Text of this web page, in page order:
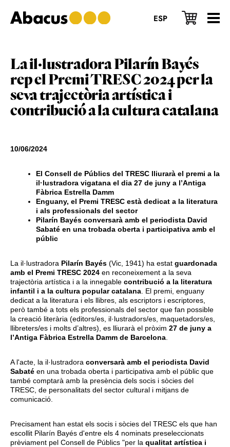
to
main
to
primary
to
footer
ESP
La il·lustradora Pilarín Bayés
rep el Premi TRESC 2024 per la
seva trajectòria artística i
contribució a la cultura catalana
10/06/2024
El Consell de Públics del TRESC lliurarà el premi a la
il·lustradora vigatana el dia 27 de juny a l’Antiga
Fàbrica Estrella Damm
Enguany, el Premi TRESC està dedicat a la literatura
i als professionals del sector
Pilarín Bayés conversarà amb el periodista David
Sabaté en una trobada oberta i participativa amb el
públic
La il·lustradora Pilarín Bayés (Vic, 1941) ha estat guardonada
amb el Premi TRESC 2024 en reconeixement a la seva
trajectòria artística i a la innegable contribució a la literatura
infantil i a la cultura popular catalana . El premi, enguany
dedicat a la literatura i els llibres, als escriptors i escriptores,
però també a tots els professionals del sector que fan possible
la creació literària (editors/es, il·lustradors/es, maquetadors/es,
llibreters/es i molts d’altres), es lliurarà el pròxim 27 de juny a
l’Antiga Fàbrica Estrella Damm de Barcelona
A l'acte, la il·lustradora conversarà amb el periodista David
Sabaté en una trobada oberta i participativa amb el públic que
també comptarà amb la presència dels socis i sòcies del
TRESC, de personalitats del sector cultural i mitjans de
comunicació.
Precisament han estat els socis i sòcies del TRESC els que han
escollit Pilarín Bayés d'entre els 4 nominats preseleccionats
prèviament pel Consell de Públics "per la qualitat artística i